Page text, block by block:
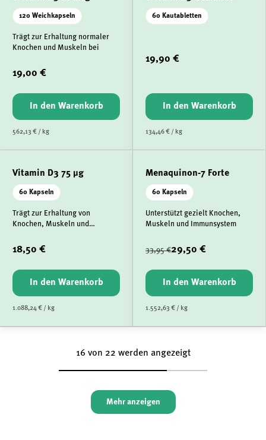
120 Weichkapseln
Trägt zur Erhaltung normaler
Knochen und Muskeln bei
19,00 €
In den Warenkorb
562,13 € / kg
60 Kautabletten
19,90 €
In den Warenkorb
134,46 € / kg
Vitamin D3 75 µg
60 Kapseln
Trägt zur Erhaltung von
Knochen, Muskeln und
18,50 €
In den Warenkorb
1.088,24 € / kg
Menaquinon-7 Forte
60 Kapseln
Unterstützt gezielt Knochen,
Muskeln und Immunsystem
33,95 €29,50 €
In den Warenkorb
1.552,63 € / kg
16 von 22 werden angezeigt
Mehr anzeigen